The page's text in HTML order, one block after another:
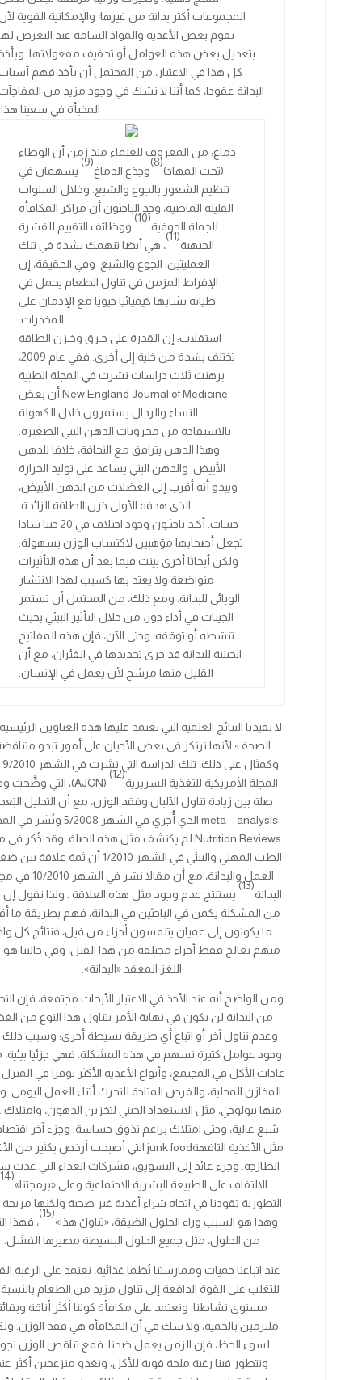
المجموعات أكثر بدانة من غيرها؛ والإمكانية القوية
تقوم بعض الأغذية والمواد السامة عند التعرض
بتعديل بعض هذه العوامل أو تخفيف مفعولاتها.
كل هذا في الاعتبار، من المحتمل أن يأخذ فهم
البدانة عقودا، كما أننا لا نشك في وجود مزيد من
المخبأة في سعينا
دماغ: من المعروف للعلماء منذ زمن أن الوطاء
(تحت المهاد)
(8)
وجذع الدماغ
(9)
يسهمان في
تنظيم الشعور بالجوع والشبع. وخلال السنوات
القليلة الماضية، وجد الباحثون أن مراكز المكافأة
للجملة الحوفية
(10)
ووظائف التقييم للقشرة
الجبهية
(11)
، هي أيضا تنهمك بشدة في تلك
العمليتين: الجوع والشبع. وفي الحقيقة، إن
الإفراط المزمن في تناول الطعام يحمل في
طياته تشابها كيميائيا حيويا مع الإدمان على
المخدرات.
استقلاب: إن القدرة على حـرق وخـزن الطاقة
تختلف بشدة من خلية إلى أخرى. ففي عام 2009،
برهنت ثلاث دراسات نشرت في المجلة الطبية
New England Journal of Medicineأن بعض
النساء والرجال يستمرون خلال الكهولة
بالاستفادة من مخزونات الدهن البني الصغيرة.
وهذا الدهن يترافق مع النحافة، خلافا للدهن
الأبيض. والدهن البني يساعد على توليد الحرارة
ويبدو أنه أقرب إلى العضلات من الدهن الأبيض،
الذي هدفه الأولي خزن الطاقة الزائدة.
جينـات: أكـد باحثـون وجود اختلاف في 20جينا شاذا
تجعل أصحابها مؤهبين لاكتساب الوزن بسهولة.
ولكن أبحاثا أخرى بينت فيما بعد أن هذه التأثيرات
متواضعة ولا يعتد بها كسبب لهذا الانتشار
الوبائي للبدانة. ومع ذلك، من المحتمل أن تستمر
الجينات في أداء دور، من خلال التأثير البيئي بحيث
تنشطه أو توقفه. وحتى الآن، فإن هذه المفاتيح
الجينية للبدانة قد جرى تحديدها في الفئران، مع أن
القليل منها مرشح لأن يعمل في الإنسان.
لا تفيدنا النتائج العلمية التي تعتمد عليها هذه العناوين
الصحف؛ لأنها ترتكز في بعض الأحيان على أمور تبدو
وكمثال على ذلك، تلك الدراسة التي نشرت في الشهر
9/2010
المجلة الأمريكية للتغذية السريرية
(12)
(AJCN)
، التي وضَّحت
صلة بين زيادة تناول الألبان وفقد الوزن، مع أن التحليل
meta – analysis الذي أُجري في الشهر
ونُشر في
Nutrition Reviewsلم يكتشف مثل هذه الصلة. وقد ذُكر في
الطب المهني والبيئي في الشهر 1/2010 أن ثمة علاقة بين
العمل والبدانة، مع أن مقالا نشر في الشهر
/2010 في
البدانة
(13)
يستنتج عدم وجود مثل هذه العلاقة . ولذا نقول إن
من المشكلة يكمن في الباحثين في البدانة، فهم بطريقة ما
ما يكونون إلى عميان يتلمسون أجزاء من فيل، فنتائج كل
منهم تعالج فقط أجزاء مختلفة من هذا الفيل، وفي حالتنا هو
اللغز المعقد «البدانة».
ومن الواضح أنه عند الأخذ في الاعتبار الأبحاث مجتمعة، فإن
من البدانة لن يكون في نهاية الأمر بتناول هذا النوع من
وعدم تناول آخر أو اتباع أي طريقة بسيطة أخرى؛ وسبب
وجود عوامل كثيرة تسهم في هذه المشكلة. فهي جزئيا
عادات الأكل في المجتمع، وأنواع الأغذية الأكثر توفرا في
المخازن المحلية، والفرص المتاحة للتحرك أثناء العمل اليومي.
منها بيولوجي، مثل الاستعداد الجيني لتخزين الدهون، وامتلاك
شبع عالية، وحتى امتلاك براعم تذوق حساسة. وجزء آخر
مثل الأغذية التافهةjunk food التي أصبحت أرخص بكثير من
الطازجة. وجزء عائد إلى التسويق، فشركات الغذاء التي غدت
الالتفاف على الطبيعة البشرية الاجتماعية وعلى«برمجتنا»
(14)
التطورية تقودنا في اتجاه شراء أغذية غير صحية ولكنها مربحة
وهذا هو السبب وراء الحلول الضيقة، «تناولْ هذا»
(15)
، فهذا
من الحلول، مثل جميع الحلول البسيطة مصيرها الفشل.
عند اتباعنا حميات وممارستنا نُظما غذائية، نعتمد على الرغبة
للتغلب على القوة الدافعة إلى تناول مزيد من الطعام بالنسبة
مستوى نشاطنا. ونعتمد على مكافأة كوننا أكثر أناقة
ملتزمين بالحمية، ولا شك في أن المكافأة هي فقد الوزن.
لسوء الحظ، فإن الزمن يعمل ضدنا. فمع تناقص الوزن
وتتطور فينا رغبة ملحة قوية للأكل، ونغدو منزعجين أكثر